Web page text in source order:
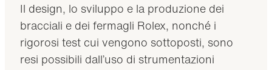
Il design, lo sviluppo e la produzione dei
bracciali e dei fermagli Rolex, nonché i
rigorosi test cui vengono sottoposti, sono
resi possibili dall’uso di strumentazioni